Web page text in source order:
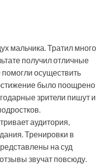
мальчика. Тратил много
получил отличные
осуществить
было поощрено
зрители пишут и
аудитория,
Тренировки в
на суд
звучат повсюду.